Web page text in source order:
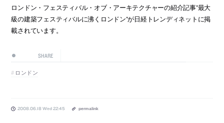
ロンドン・フェスティバル・オブ・アーキテクチャーの紹介記事”最大
級の建築フェスティバルに沸くロンドン”が日経トレンディネットに掲
載されています。
SHARE
ロンドン
2008.06.18 Wed 22:45 permalink